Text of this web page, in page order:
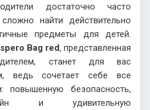
достаточно часто
найти действительно
предметы для детей.
Bag red, представленная
станет для вас
ведь сочетает себе все
повышенную безопасность,
и удивительную